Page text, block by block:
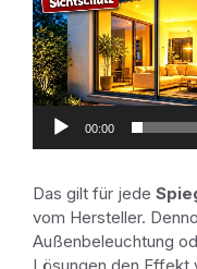
00:00
Das gilt für jede
vom Hersteller.
Außenbeleuchtung